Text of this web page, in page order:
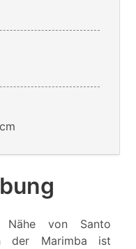
Nähe von Santo
der Marimba ist